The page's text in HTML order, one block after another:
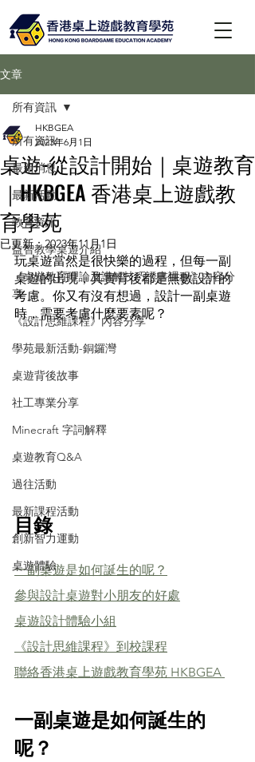
文章
所有資訊
最新消息
最新活動
教育資訊
益智教學桌遊介紹
《桌遊教育理論及講解技巧證書課程》內容分
享
《設計思維課程》內容分享
學苑最新活動-銅鑼灣
桌遊背後故事
社工專業分享
Minecraft 字詞解釋
桌遊教育Q&A
過往活動
最新課程活動
創新智力運動
桌遊體驗
所有資訊
桌遊-從設計開始｜桌遊教育
｜HKBGEA 香港桌上遊戲教
育學苑
HKBGEA
2023年6月1日
已更新：2023年11月1日
玩桌遊當然是很快樂的過程，但每一副
桌遊的出現，其實背後都是無數設計的
考慮。你又有沒有想過，設計一副桌遊
時，需要考慮什麼要素呢？
目錄
一副桌遊是如何誕生的呢？
參與設計桌遊對小朋友的好處
桌遊設計體驗小組
《設計思維課程》到校課程
聯絡香港桌上遊戲教育學苑 HKBGEA
一副桌遊是如何誕生的
呢？